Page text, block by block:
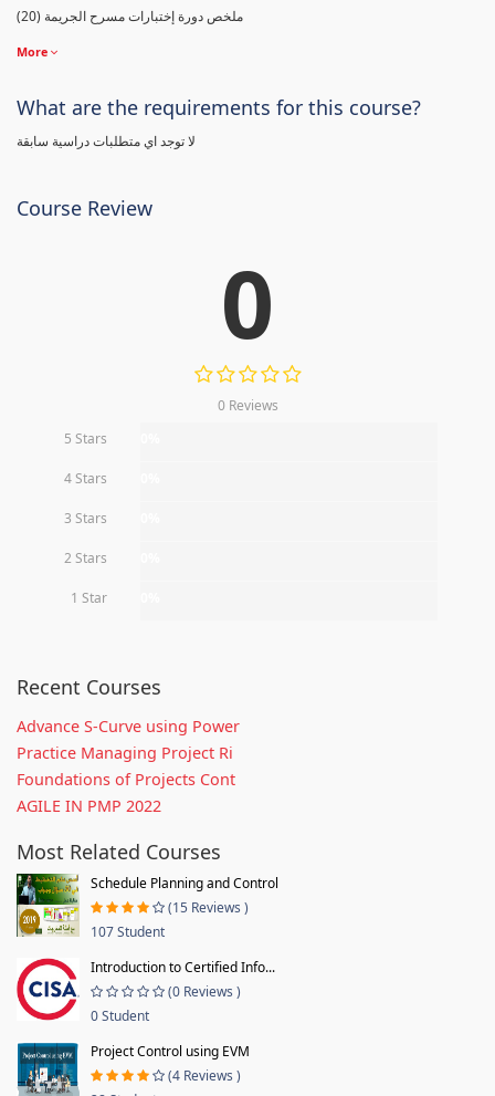
(20) ملخص دورة إختبارات مسرح الجريمة
More
What are the requirements for this course?
لا توجد اي متطلبات دراسية سابقة
Course Review
0
0 Reviews
5 Stars
4 Stars
3 Stars
2 Stars
1 Star
Recent Courses
Advance S-Curve using Power
Practice Managing Project Ri
Foundations of Projects Cont
AGILE IN PMP 2022
Most Related Courses
Schedule Planning and Control
(15 Reviews )
107 Student
Introduction to Certified Info...
(0 Reviews )
0 Student
Project Control using EVM
(4 Reviews )